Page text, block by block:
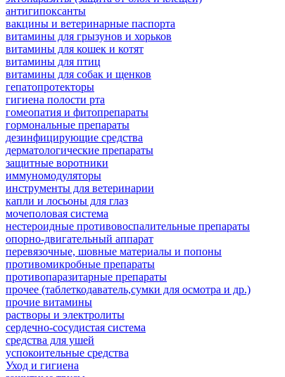
антигипоксанты
вакцины и ветеринарные паспорта
витамины для грызунов и хорьков
витамины для кошек и котят
витамины для птиц
витамины для собак и щенков
гепатопротекторы
гигиена полости рта
гомеопатия и фитопрепараты
гормональные препараты
дезинфицирующие средства
дерматологические препараты
защитные воротники
иммуномодуляторы
инструменты для ветеринарии
капли и лосьоны для глаз
мочеполовая система
нестероидные противовоспалительные препараты
опорно-двигательный аппарат
перевязочные, шовные материалы и попоны
противомикробные препараты
противопаразитарные препараты
прочее (таблеткодаватель,сумки для осмотра и др.)
прочие витамины
растворы и электролиты
сердечно-сосудистая система
средства для ушей
успокоительные средства
Уход и гигиена